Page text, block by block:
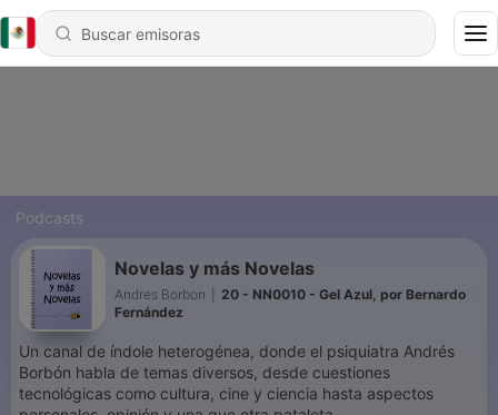
Podcasts
Novelas y más Novelas
Andres Borbon
20 - NN0010 - Gel Azul, por Bernardo
Fernández
Un canal de índole heterogénea, donde el psiquiatra Andrés
Borbón habla de temas diversos, desde cuestiones
tecnológicas como cultura, cine y ciencia hasta aspectos